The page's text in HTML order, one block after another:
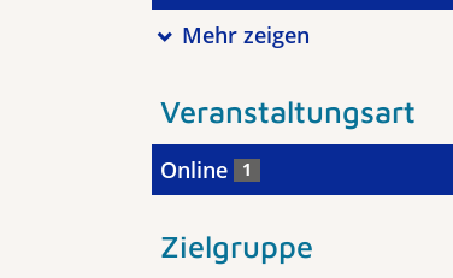
Mehr zeigen
Veranstaltungsart
Online 1
Zielgruppe